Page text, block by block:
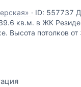
· ID: 557737
кв.м. в ЖК
Высота потолков